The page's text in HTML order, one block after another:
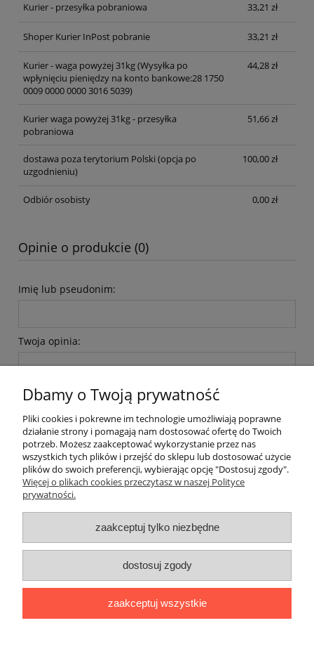
Kurier - przesyłka pobraniowa 33,21 zł
Shoper Kurier InPost pobranie 33,21 zł
Kurier - waga powyżej 31kg(Wysyłka po
wpłynięciu pieniędzy na konto bankowe:28 1750
0009 0000 0000 3016 5039)
44,28 zł
Kurier waga powyżej 31kg - przesyłka
pobraniowa
51,66 zł
dostawa poza terytorium Polski (opcja po
uzgodnieniu)
100,00 zł
Odbiór osobisty 0,00 zł
Opinie o produkcie (0)
Imię lub pseudonim:
Twoja opinia:
Inteligentny dom ( POCKET HOME )
Promocje i transport gratis
Automatyka NOVATEK
Polityka prywatności
Zwroty i reklamacje
Promocyjne Ceny|Wiklinowa 24, 21-010 Łęczna (woj. lubelskie)|
Dbamy o Twoją prywatność
Pliki cookies i pokrewne im technologie umożliwiają poprawne
działanie strony i pomagają nam dostosować ofertę do Twoich
potrzeb. Możesz zaakceptować wykorzystanie przez nas
wszystkich tych plików i przejść do sklepu lub dostosować użycie
plików do swoich preferencji, wybierając opcję "Dostosuj zgody".
Więcej o plikach cookies przeczytasz w naszej Polityce
prywatności.
zaakceptuj tylko niezbędne
dostosuj zgody
zaakceptuj wszystkie